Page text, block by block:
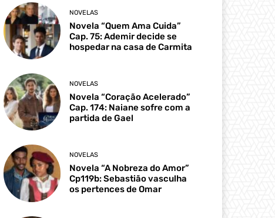
NOVELAS
Novela “Quem Ama Cuida”
Cap. 75: Ademir decide se
hospedar na casa de Carmita
NOVELAS
Novela “Coração Acelerado”
Cap. 174: Naiane sofre com a
partida de Gael
NOVELAS
Novela “A Nobreza do Amor”
Cp119b: Sebastião vasculha
os pertences de Omar